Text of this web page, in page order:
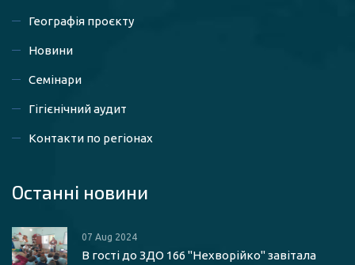
Географія проєкту
Новини
Семінари
Гігієнічний аудит
Контакти по регіонах
Останні новини
07 Aug 2024
В гості до ЗДО 166 "Нехворійко" завітала